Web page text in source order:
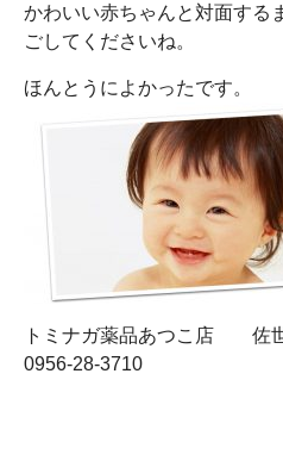
かわいい赤ちゃんと対面する
ごしてくださいね。
ほんとうによかったです。
トミナガ薬品あつこ店 佐
0956-28-3710